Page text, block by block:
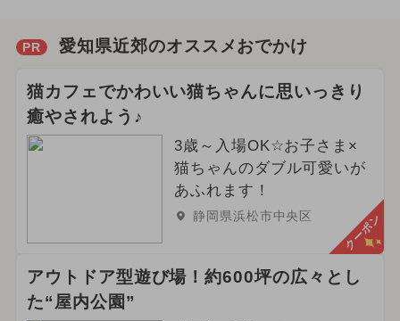
PR 愛知県近郊のオススメおでかけ
猫カフェでかわいい猫ちゃんに思いっきり
癒やされよう♪
3歳～入場OK☆お子さま×
猫ちゃんのダブル可愛いが
あふれます！
静岡県浜松市中央区 クーポン
アウトドア型遊び場！約600坪の広々とし
た“屋内公園”